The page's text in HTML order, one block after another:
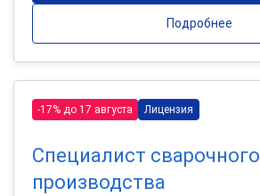
Подробнее
-17% до 17 августа Лицензия
Специалист сварочного
производства